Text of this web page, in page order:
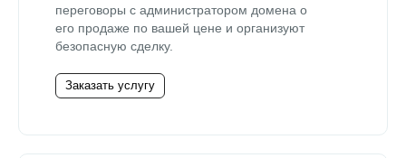
переговоры с администратором домена о
его продаже по вашей цене и организуют
безопасную сделку.
Заказать услугу